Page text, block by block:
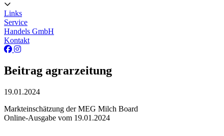
Links
Service
Handels GmbH
Kontakt
Beitrag agrarzeitung
19.01.2024
Markteinschätzung der MEG Milch Board
Online-Ausgabe vom 19.01.2024